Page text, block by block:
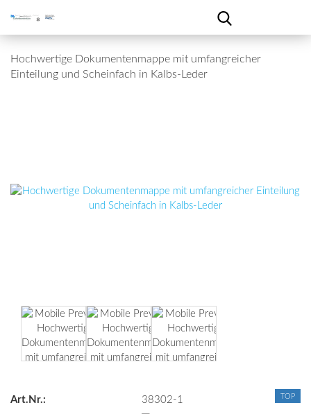
Hochwertige Dokumentenmappe mit umfangreicher
Einteilung und Scheinfach in Kalbs-Leder
TOP
Art.Nr.:
38302-1